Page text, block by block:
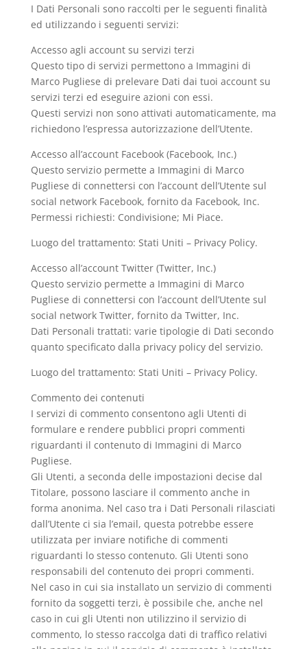
I Dati Personali sono raccolti per le seguenti finalità
ed utilizzando i seguenti servizi:
Accesso agli account su servizi terzi
Questo tipo di servizi permettono a Immagini di
Marco Pugliese di prelevare Dati dai tuoi account su
servizi terzi ed eseguire azioni con essi.
Questi servizi non sono attivati automaticamente, ma
richiedono l’espressa autorizzazione dell’Utente.
Accesso all’account Facebook (Facebook, Inc.)
Questo servizio permette a Immagini di Marco
Pugliese di connettersi con l’account dell’Utente sul
social network Facebook, fornito da Facebook, Inc.
Permessi richiesti: Condivisione; Mi Piace.
Luogo del trattamento: Stati Uniti – Privacy Policy.
Accesso all’account Twitter (Twitter, Inc.)
Questo servizio permette a Immagini di Marco
Pugliese di connettersi con l’account dell’Utente sul
social network Twitter, fornito da Twitter, Inc.
Dati Personali trattati: varie tipologie di Dati secondo
quanto specificato dalla privacy policy del servizio.
Luogo del trattamento: Stati Uniti – Privacy Policy.
Commento dei contenuti
I servizi di commento consentono agli Utenti di
formulare e rendere pubblici propri commenti
riguardanti il contenuto di Immagini di Marco
Pugliese.
Gli Utenti, a seconda delle impostazioni decise dal
Titolare, possono lasciare il commento anche in
forma anonima. Nel caso tra i Dati Personali rilasciati
dall’Utente ci sia l’email, questa potrebbe essere
utilizzata per inviare notifiche di commenti
riguardanti lo stesso contenuto. Gli Utenti sono
responsabili del contenuto dei propri commenti.
Nel caso in cui sia installato un servizio di commenti
fornito da soggetti terzi, è possibile che, anche nel
caso in cui gli Utenti non utilizzino il servizio di
commento, lo stesso raccolga dati di traffico relativi